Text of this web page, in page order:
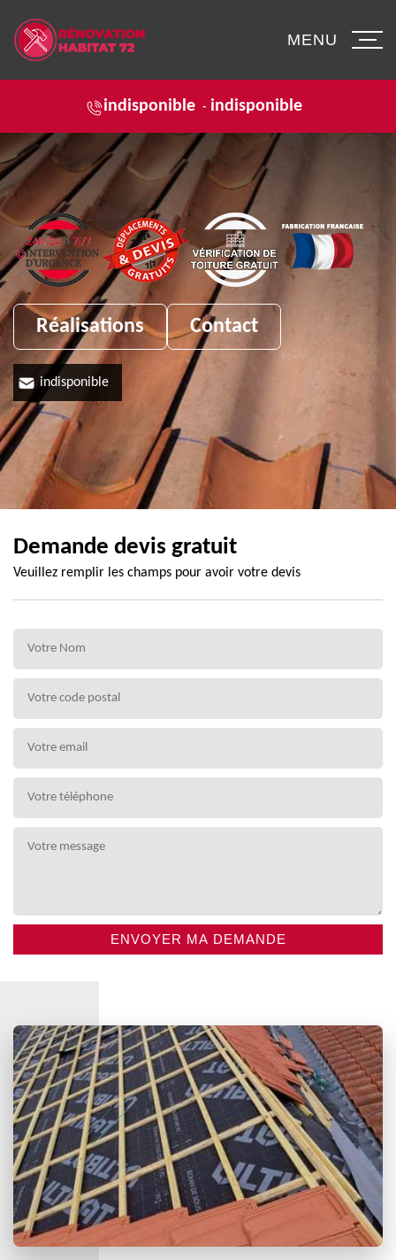
indisponible - indisponible
MENU
Réalisations Contact
indisponible
Demande devis gratuit
Veuillez remplir les champs pour avoir votre devis